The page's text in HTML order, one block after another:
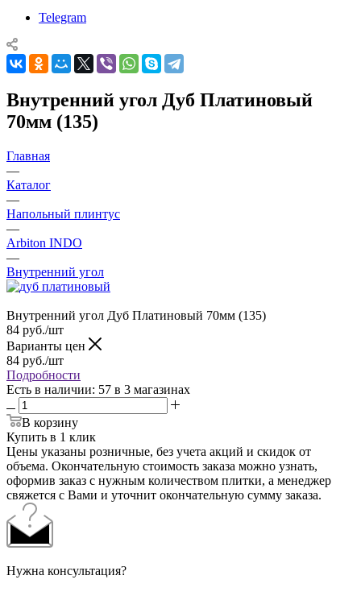
Telegram
Внутренний угол Дуб Платиновый
70мм (135)
Главная
—
Каталог
—
Напольный плинтус
—
Arbiton INDO
—
Внутренний угол
Внутренний угол Дуб Платиновый 70мм (135)
84 руб./шт
Варианты цен
84 руб./шт
Подробности
Есть в наличии: 57 в 3 магазинах
В корзину
Купить в 1 клик
Цены указаны розничные, без учета акций и скидок от
объема. Окончательную стоимость заказа можно узнать,
оформив заказ с нужным количеством плитки, а менеджер
свяжется с Вами и уточнит окончательную сумму заказа.
Нужна консультация?